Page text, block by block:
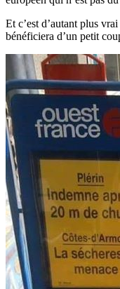
Et c’est d’autant plus
bénéficiera d’un petit